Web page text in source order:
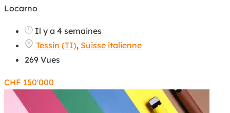
Locarno
Il y a 4 semaines
Tessin (TI), Suisse italienne
269 Vues
CHF 150'000